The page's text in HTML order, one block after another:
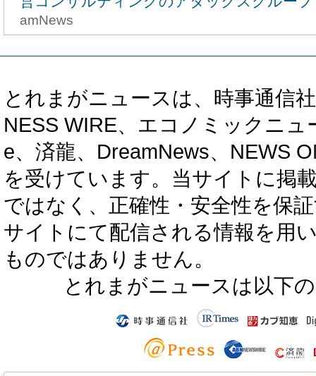
amNews
とれまがニュースは、時事通信
NESS WIRE、エコノミックニ
e、済龍、DreamNews、NEWS
を受けています。当サイトに掲
ではなく、正確性・安全性を保
サイトにて配信される情報を用
ものではありません。
とれまがニュースは以下